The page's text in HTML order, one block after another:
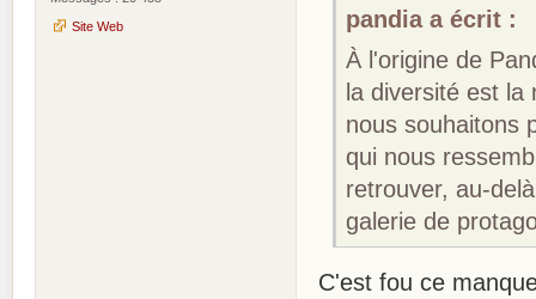
Site Web
pandia a écrit :
À l'origine de
la diversité est
nous souhaitons
qui nous
retrouver, au-
galerie de
C'est fou ce